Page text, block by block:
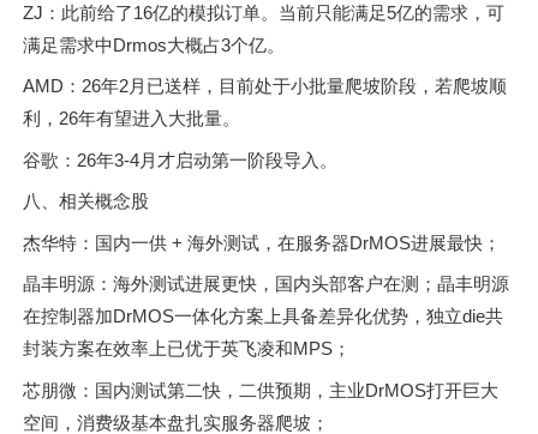
ZJ：此前给了16亿的模拟订单。当前只能满足5亿的需求，可
满足需求中Drmos大概占3个亿。
AMD：26年2月已送样，目前处于小批量爬坡阶段，若爬坡顺
利，26年有望进入大批量。
谷歌：26年3-4月才启动第一阶段导入。
八、相关概念股
杰华特：国内一供 + 海外测试，在服务器DrMOS进展最快；
晶丰明源：海外测试进展更快，国内头部客户在测；晶丰明源
在控制器加DrMOS一体化方案上具备差异化优势，独立die共
封装方案在效率上已优于英飞凌和MPS；
芯朋微：国内测试第二快，二供预期，主业DrMOS打开巨大
空间，消费级基本盘扎实服务器爬坡；